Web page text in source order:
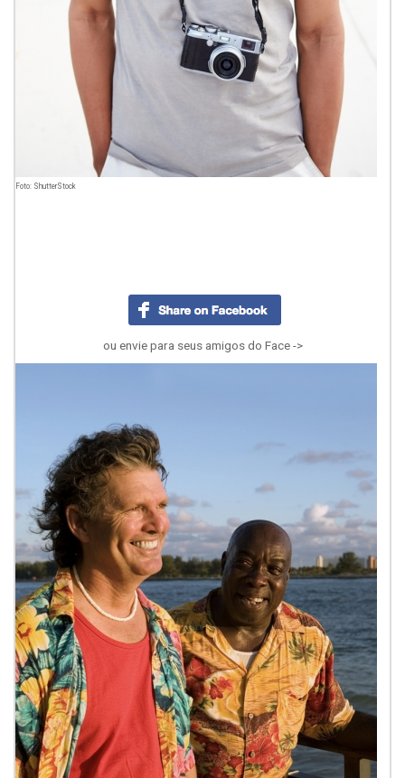
Foto: ShutterStock
ou envie para seus amigos do Face ->